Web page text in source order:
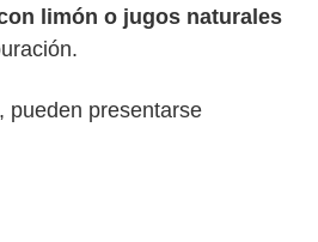
limón o jugos naturales
pueden presentarse